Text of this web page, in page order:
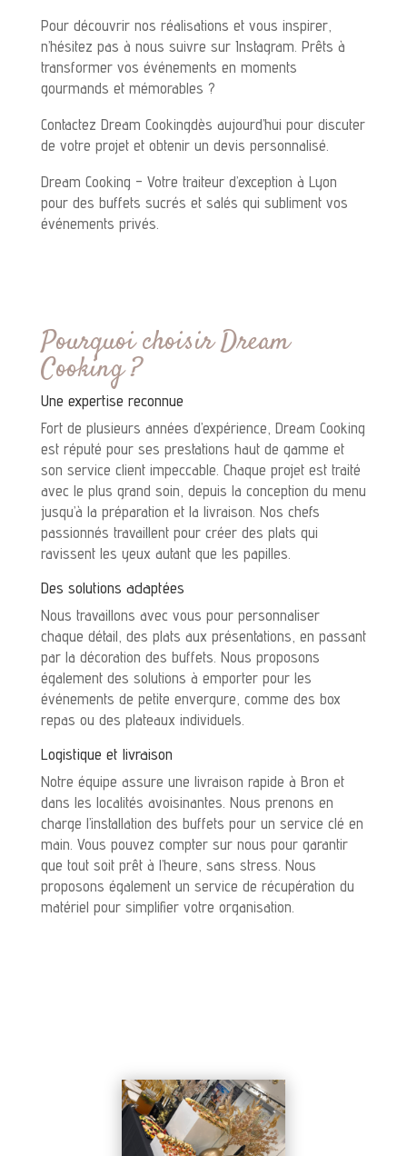
Pour découvrir nos réalisations et vous inspirer,
n’hésitez pas à nous suivre sur Instagram. Prêts à
transformer vos événements en moments
gourmands et mémorables ?
Contactez Dream Cookingdès aujourd’hui pour discuter
de votre projet et obtenir un devis personnalisé.
Dream Cooking – Votre traiteur d’exception à Lyon
pour des buffets sucrés et salés qui subliment vos
événements privés.
Pourquoi choisir Dream
Cooking ?
Une expertise reconnue
Fort de plusieurs années d’expérience, Dream Cooking
est réputé pour ses prestations haut de gamme et
son service client impeccable. Chaque projet est traité
avec le plus grand soin, depuis la conception du menu
jusqu’à la préparation et la livraison. Nos chefs
passionnés travaillent pour créer des plats qui
ravissent les yeux autant que les papilles.
Des solutions adaptées
Nous travaillons avec vous pour personnaliser
chaque détail, des plats aux présentations, en passant
par la décoration des buffets. Nous proposons
également des solutions à emporter pour les
événements de petite envergure, comme des box
repas ou des plateaux individuels.
Logistique et livraison
Notre équipe assure une livraison rapide à Bron et
dans les localités avoisinantes. Nous prenons en
charge l’installation des buffets pour un service clé en
main. Vous pouvez compter sur nous pour garantir
que tout soit prêt à l’heure, sans stress. Nous
proposons également un service de récupération du
matériel pour simplifier votre organisation.